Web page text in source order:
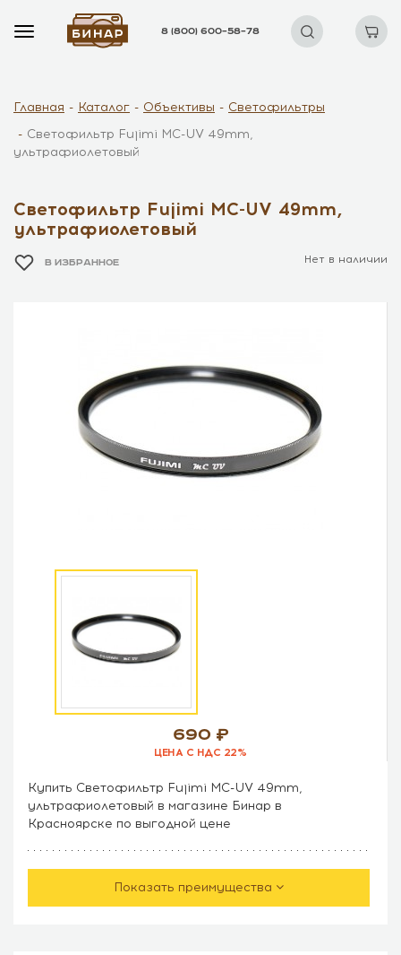
8 (800) 600–58–78
Главная Каталог Объективы
Светофильтры
Светофильтр Fujimi MC-UV 49mm,
ультрафиолетовый
Светофильтр Fujimi MC-UV 49mm,
ультрафиолетовый
В ИЗБРАННОЕ Нет в наличии
690
ЦЕНА С НДС 22%
Купить Светофильтр Fujimi MC-UV 49mm,
ультрафиолетовый в магазине Бинар в
Красноярске по выгодной цене
Показать преимущества